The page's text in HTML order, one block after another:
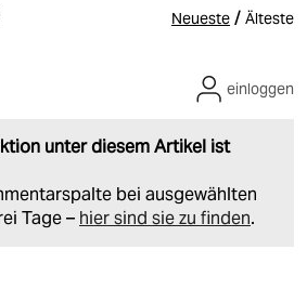
Neueste / Älteste
unter diesem Artikel ist
bei ausgewählten
Tage – hier sind sie zu finden.
einloggen